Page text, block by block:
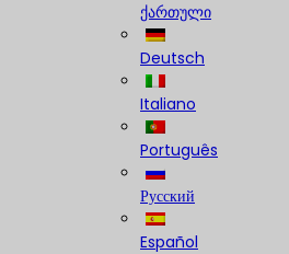
ქართული
Deutsch
Italiano
Português
Русский
Español